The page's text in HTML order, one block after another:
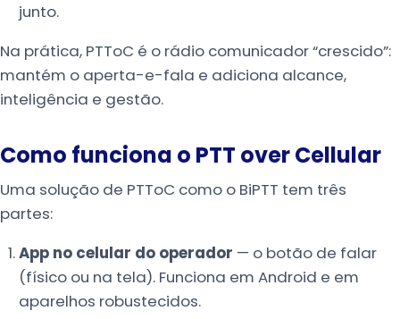
junto.
Na prática, PTToC é o rádio comunicador “crescido”:
mantém o aperta-e-fala e adiciona alcance,
inteligência e gestão.
Como funciona o PTT over Cellular
Uma solução de PTToC como o BiPTT tem três
partes:
App no celular do operador — o botão de falar
(físico ou na tela). Funciona em Android e em
aparelhos robustecidos.